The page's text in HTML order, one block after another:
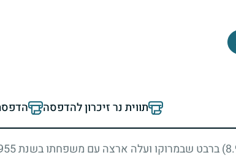
תווית נר זיכרון להדפסה
ברבט שבמרוקו ועלה ארצה עם משפחתו בשנת